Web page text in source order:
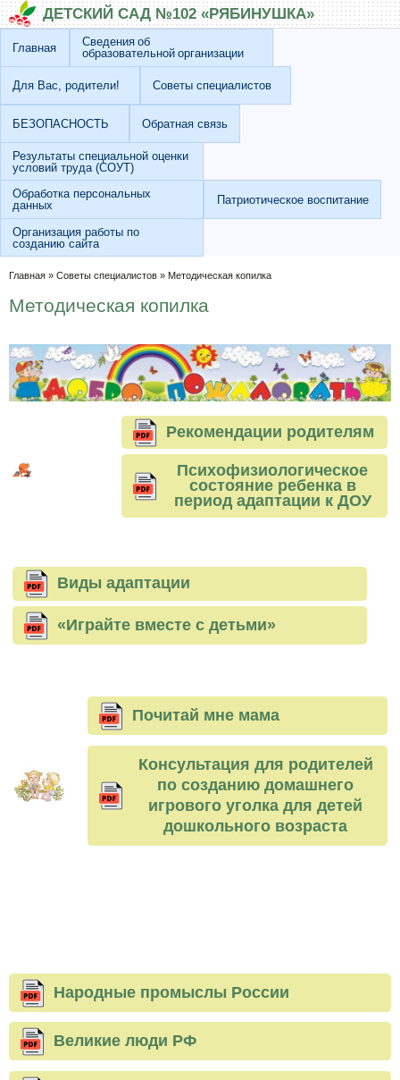
Перейти к основному содержанию
Skip to searchДЕТСКИЙ САД №102 «РЯБИНУШКА»
Главная
Сведения об
образовательной организации
Для Вас, родители! Советы специалистов
БЕЗОПАСНОСТЬ Обратная связь
Результаты специальной оценки
условий труда (СОУТ)
Обработка персональных
данных
Патриотическое воспитание
Организация работы по
созданию сайта
Вы здесь
Главная » Советы специалистов » Методическая копилка
Методическая копилка
Рекомендации родителям
Психофизиологическое
состояние ребенка в
период адаптации к ДОУ
Виды адаптации
«Играйте вместе с детьми»
Почитай мне мама
Консультация для родителей
по созданию домашнего
игрового уголка для детей
дошкольного возраста
Народные промыслы России
Великие люди РФ